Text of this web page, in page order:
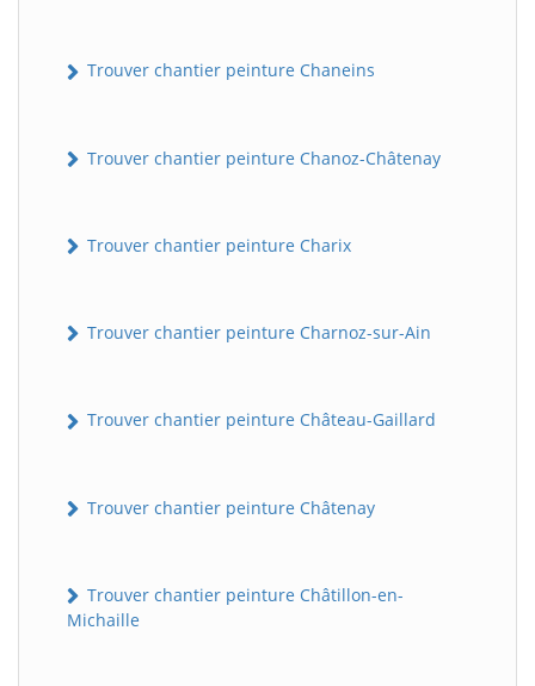
Trouver chantier peinture Chaneins
Trouver chantier peinture Chanoz-Châtenay
Trouver chantier peinture Charix
Trouver chantier peinture Charnoz-sur-Ain
Trouver chantier peinture Château-Gaillard
Trouver chantier peinture Châtenay
Trouver chantier peinture Châtillon-en-
Michaille